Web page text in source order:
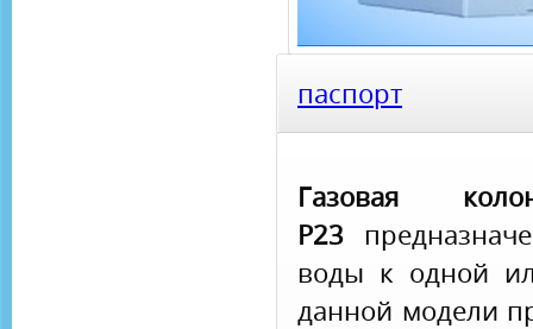
паспорт
Газовая
P23
воды к одной
данной модели